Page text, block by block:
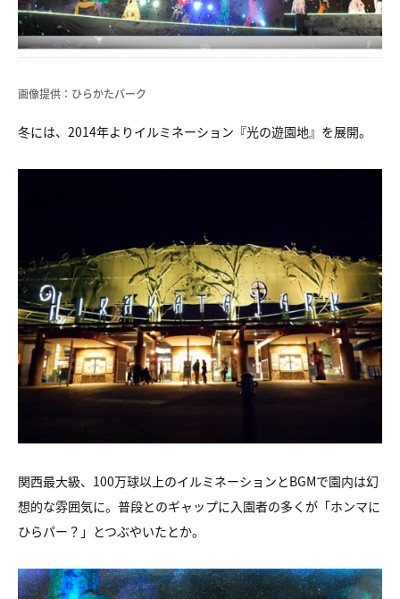
画像提供：ひらかたパーク
冬には、2014年よりイルミネーション『光の遊園地』を展開。
関西最大級、100万球以上のイルミネーションとBGMで園内は幻
想的な雰囲気に。普段とのギャップに入園者の多くが「ホンマに
ひらパー？」とつぶやいたとか。